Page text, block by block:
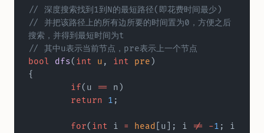
// 深度搜索找到1到N的最短路径(即花费时间最少)
// 并把该路径上的所有边所要的时间置为0，方便之后
搜索，并得到最短时间为t
// 其中u表示当前节点，pre表示上一个节点
bool
dfs( int u , int pre )
{
	if
(u ==
n)
      	return
1 ;
	for
( int i = head [u]; i != -1